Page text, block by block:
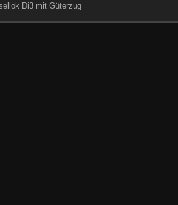
Di3 mit Güterzug